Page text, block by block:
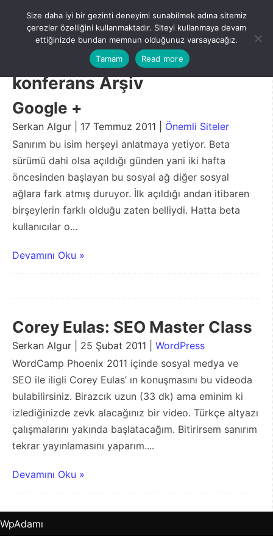
content
Menu
konferans Arşiv
Google +
Serkan Algur | 17 Temmuz 2011 | Önemli Siteler
Sanırım bu isim herşeyi anlatmaya yetiyor. Beta
sürümü dahi olsa açıldığı günden yani iki hafta
öncesinden başlayan bu sosyal ağ diğer sosyal
ağlara fark atmış duruyor. İlk açıldığı andan itibaren
birşeylerin farklı olduğu zaten belliydi. Hatta beta
kullanıcılar o...
Devamını Oku »
Corey Eulas: SEO Master Class
Serkan Algur | 25 Şubat 2011 | WordPress
WordCamp Phoenix 2011 içinde sosyal medya ve
SEO ile iligli Corey Eulas’ ın konuşmasını bu videoda
bulabilirsiniz. Birazcık uzun (33 dk) ama eminim ki
izlediğinizde zevk alacağınız bir video. Türkçe altyazı
çalışmalarını yakında başlatacağım. Bitirirsem sanırım
tekrar yayınlamasını yaparım....
Devamını Oku »
WpAdamı
Size daha iyi bir gezinti deneyimi sunabilmek adına sitemiz
çerezler özelliğini kullanmaktadır. Siteyi kullanmaya devam
ettiğinizde bundan memnun olduğunuz varsayacağız.
Tamam
Read more